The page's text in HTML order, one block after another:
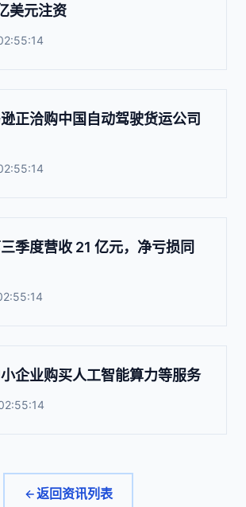
美元注资
正洽购中国自动驾驶货运公司
季度营收 21 亿元，净亏损同
小企业购买人工智能算力等服务
返回资讯列表